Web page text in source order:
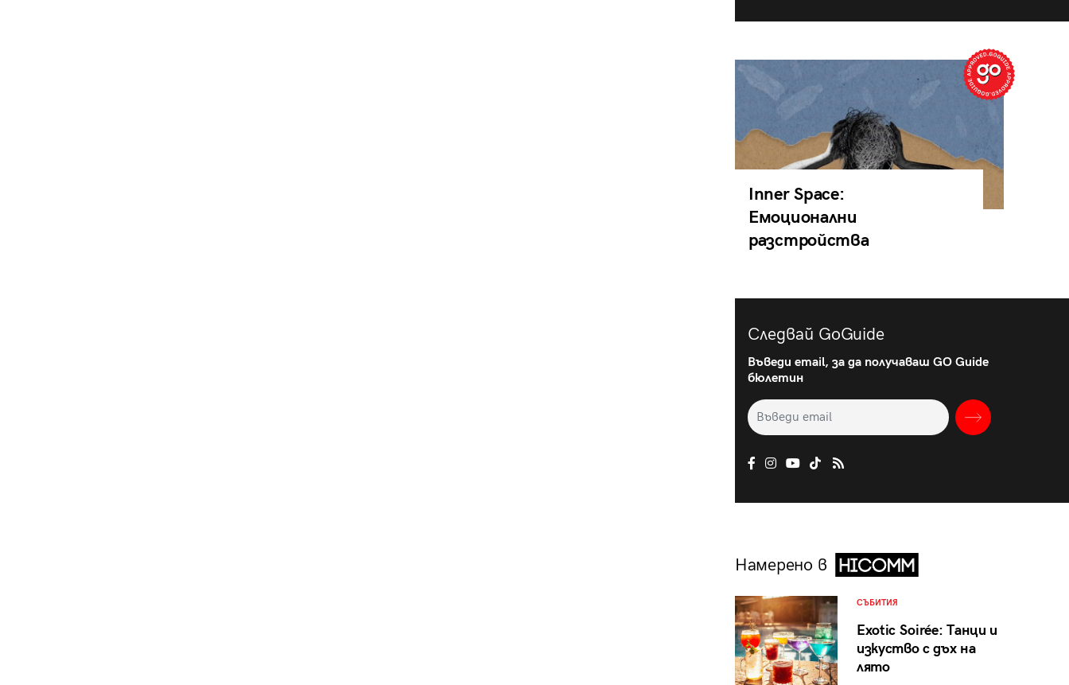
Inner Space:
Емоционални
разстройства
Следвай GoGuide
Въведи email, за да получаваш GO Guide
бюлетин
Намерено в
СЪБИТИЯ
Exotic Soirée: Танци и
изкуство с дъх на
лято